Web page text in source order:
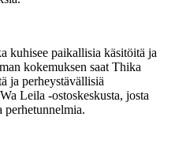
kuhisee paikallisia käsitöitä ja
kokemuksen saat Thika
ja perheystävällisiä
Leila -ostoskeskusta, josta